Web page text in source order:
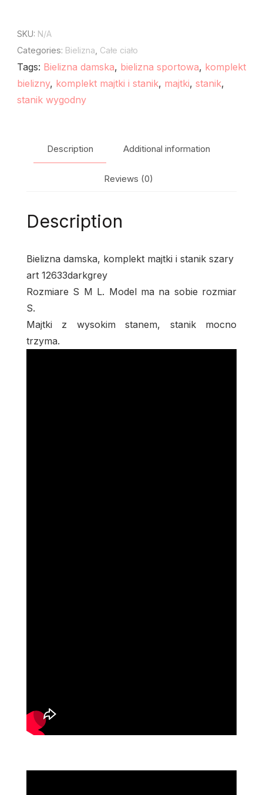
SKU: N/A
Categories: Bielizna Całe ciało
Tags: Bielizna damska, bielizna sportowa, komplekt
bielizny, komplekt majtki i stanik, majtki, stanik,
stanik wygodny
Description Additional information
Reviews (0)
Description
Bielizna damska, komplekt majtki i stanik szary
art 12633darkgrey
Rozmiare S M L. Model ma na sobie rozmiar
S.
Majtki z wysokim stanem, stanik mocno
trzyma.